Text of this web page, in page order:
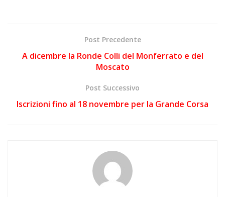
Post Precedente
A dicembre la Ronde Colli del Monferrato e del
Moscato
Post Successivo
Iscrizioni fino al 18 novembre per la Grande Corsa